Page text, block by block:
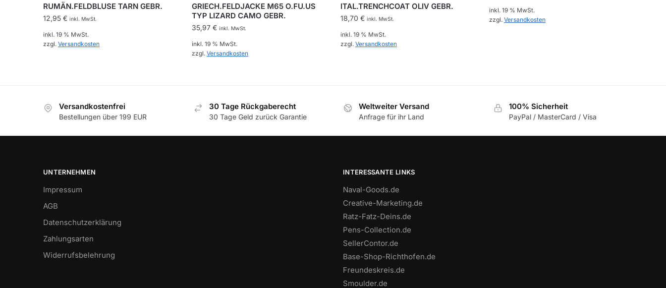
RUMÄN.FELDBLUSE TARN GEBR.
12,95€ inkl. MwSt.
inkl. 19 % MwSt.
zzgl.Versandkosten
GRIECH.FELDJACKE M65 O.FU.US
TYP LIZARD CAMO GEBR.
35,97 € inkl. MwSt.
inkl. 19 % MwSt.
zzgl. Versandkosten
ITAL.TRENCHCOAT OLIV GEBR.
18,70 € inkl. MwSt.
inkl. 19 % MwSt.
zzgl. Versandkosten
inkl. 19 % MwSt.
zzgl. Versandkosten
Versandkostenfrei
Bestellungen über 199 EUR
30 Tage Rückgaberecht
30 Tage Geld zurück Garantie
Weltweiter Versand
Anfrage für ihr Land
100% Sicherheit
PayPal / MasterCard / Visa
UNTERNEHMEN
Impressum
AGB
Datenschutzerklärung
Zahlungsarten
Widerrufsbelehrung
INTERESSANTE LINKS
Naval-Goods.de
Creative-Marketing.de
Ratz-Fatz-Deins.de
Pens-Collection.de
SellerContor.de
Base-Shop-Richthofen.de
Freundeskreis.de
Smoulder.de